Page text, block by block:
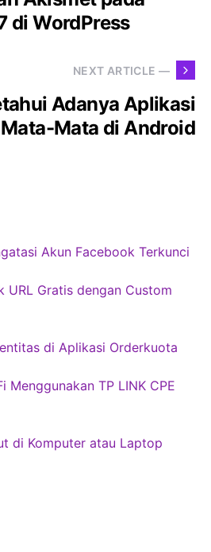
di WordPress
NEXT ARTICLE —
Adanya Aplikasi
Mata-Mata di Android
Akun Facebook Terkunci
URL Gratis dengan Custom
di Aplikasi Orderkuota
Menggunakan TP LINK CPE
di Komputer atau Laptop